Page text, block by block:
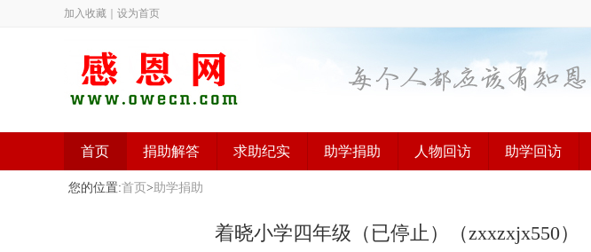
加入收藏 设为首页
首页 捐助解答 求助纪实 助学捐助 人物回访 助学回访
您的位置:首页 >助学捐助
着晓小学四年级（已停止）（zxxzxjx550）